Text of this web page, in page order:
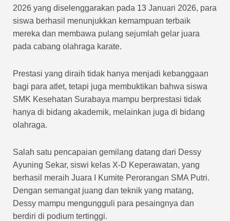
2026 yang diselenggarakan pada 13 Januari 2026, para
siswa berhasil menunjukkan kemampuan terbaik
mereka dan membawa pulang sejumlah gelar juara
pada cabang olahraga karate.
Prestasi yang diraih tidak hanya menjadi kebanggaan
bagi para atlet, tetapi juga membuktikan bahwa siswa
SMK Kesehatan Surabaya mampu berprestasi tidak
hanya di bidang akademik, melainkan juga di bidang
olahraga.
Salah satu pencapaian gemilang datang dari Dessy
Ayuning Sekar, siswi kelas X-D Keperawatan, yang
berhasil meraih Juara I Kumite Perorangan SMA Putri.
Dengan semangat juang dan teknik yang matang,
Dessy mampu mengungguli para pesaingnya dan
berdiri di podium tertinggi.